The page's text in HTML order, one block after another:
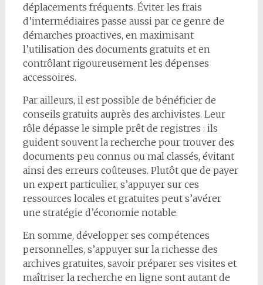
déplacements fréquents. Éviter les frais
d’intermédiaires passe aussi par ce genre de
démarches proactives, en maximisant
l’utilisation des documents gratuits et en
contrôlant rigoureusement les dépenses
accessoires.
Par ailleurs, il est possible de bénéficier de
conseils gratuits auprès des archivistes. Leur
rôle dépasse le simple prêt de registres : ils
guident souvent la recherche pour trouver des
documents peu connus ou mal classés, évitant
ainsi des erreurs coûteuses. Plutôt que de payer
un expert particulier, s’appuyer sur ces
ressources locales et gratuites peut s’avérer
une stratégie d’économie notable.
En somme, développer ses compétences
personnelles, s’appuyer sur la richesse des
archives gratuites, savoir préparer ses visites et
maîtriser la recherche en ligne sont autant de